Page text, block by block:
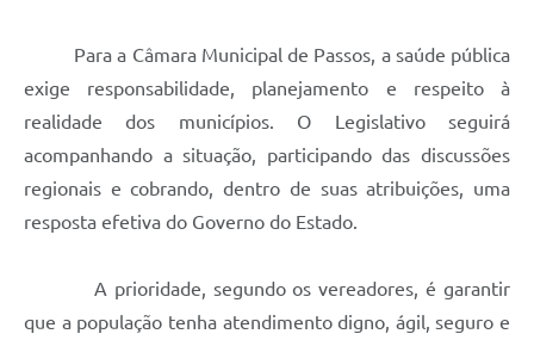
Para a Câmara Municipal de Passos, a saúde pública
exige responsabilidade, planejamento e respeito à
realidade dos municípios. O Legislativo seguirá
acompanhando a situação, participando das discussões
regionais e cobrando, dentro de suas atribuições, uma
resposta efetiva do Governo do Estado.
A prioridade, segundo os vereadores, é garantir
que a população tenha atendimento digno, ágil, seguro e